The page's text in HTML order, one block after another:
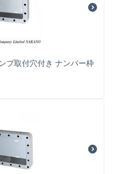
プ取付穴付き ナンバー枠